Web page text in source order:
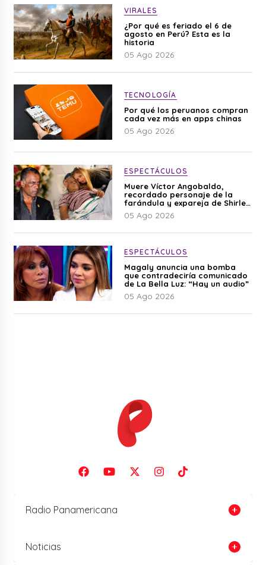
VIRALES
¿Por qué es feriado el 6 de
agosto en Perú? Esta es la
historia
05 Ago 2026
TECNOLOGÍA
Por qué los peruanos compran
cada vez más en apps chinas
05 Ago 2026
ESPECTÁCULOS
Muere Víctor Angobaldo,
recordado personaje de la
farándula y expareja de Shirley
Cherres
05 Ago 2026
ESPECTÁCULOS
Magaly anuncia una bomba
que contradeciría comunicado
de La Bella Luz: “Hay un audio”
05 Ago 2026
Radio Panamericana
Noticias